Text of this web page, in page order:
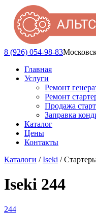
8 (926) 054-98-83
Главная
Услуги
Ремонт
Ремонт
Продажа
Заправка
Каталог
Цены
Контакты
Каталоги /Iseki /
Iseki 244
244